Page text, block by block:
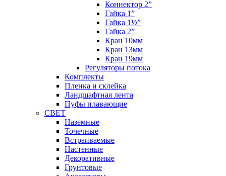
Коннектор 2”
Гайка 1”
Гайка 1½”
Гайка 2”
Кран 10мм
Кран 13мм
Кран 19мм
Регуляторы потока
Комплекты
Пленка и склейка
Ландшафтная лента
Пуфы плавающие
СВЕТ
Наземные
Точечные
Встраиваемые
Настенные
Декоративные
Грунтовые